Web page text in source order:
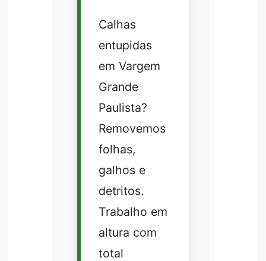
Calhas
entupidas
em Vargem
Grande
Paulista?
Removemos
folhas,
galhos e
detritos.
Trabalho em
altura com
total